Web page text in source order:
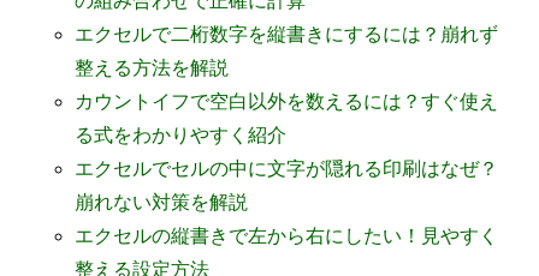
エクセルで二桁数字を縦書きにするには？崩れず
整える方法を解説
カウントイフで空白以外を数えるには？すぐ使え
る式をわかりやすく紹介
エクセルでセルの中に文字が隠れる印刷はなぜ？
崩れない対策を解説
エクセルの縦書きで左から右にしたい！見やすく
整える設定方法